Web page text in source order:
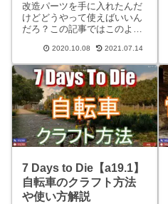
改造パーツを手に入れたんだ
けどどうやって使えばいいん
だろ？この記事ではこのよう
けて、武器やツールの改造方
法について解説していきま
す。改造はメリットだらけな
ので、やり方がわからない人
はぜひとも挑戦してみてくだ
さい！※
2020.10.08 2021.07.14
7 Days to Die【a19.1】
自転車のクラフト方法
や使い方解説